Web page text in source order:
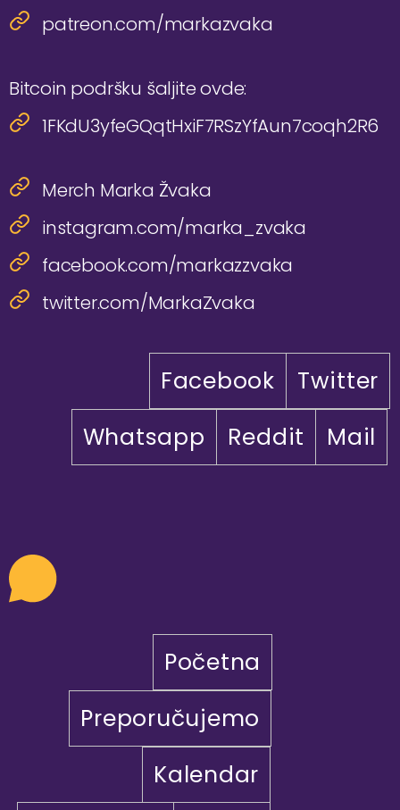
patreon.com/markazvaka
Bitcoin podršku šaljite ovde:
1FKdU3yfeGQqtHxiF7RSzYfAun7coqh2R6
Merch Marka Žvaka
instagram.com/marka_zvaka
facebook.com/markazzvaka
twitter.com/MarkaZvaka
Facebook
Twitter
Whatsapp
Reddit Mail
Početna
Preporučujemo
Kalendar